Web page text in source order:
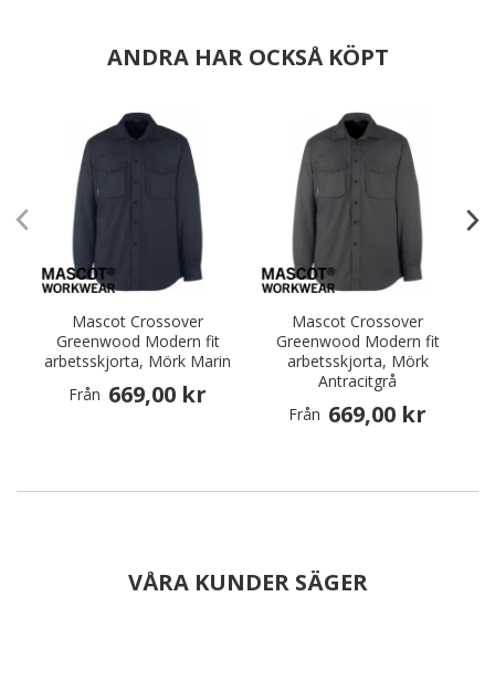
ANDRA HAR OCKSÅ KÖPT
Mascot Crossover
Greenwood Modern fit
arbetsskjorta, Mörk Marin
Från 669,00 kr
Mascot Crossover
Greenwood Modern fit
arbetsskjorta, Mörk
Antracitgrå
Från 669,00 kr
VÅRA KUNDER SÄGER